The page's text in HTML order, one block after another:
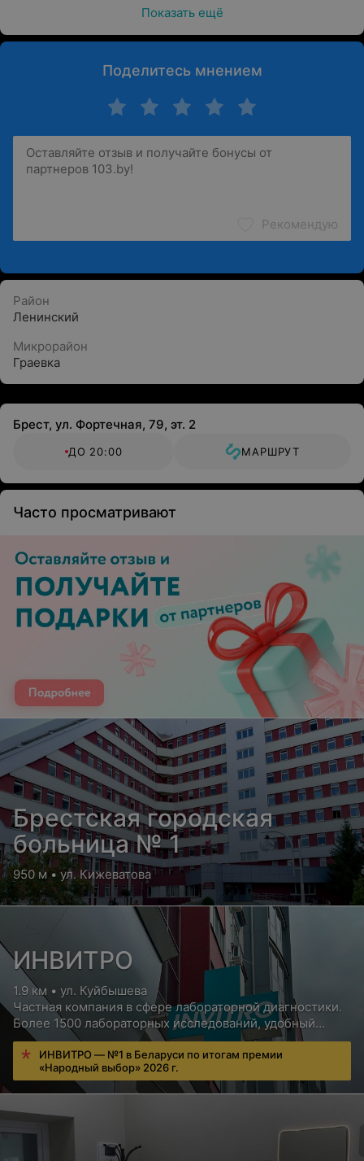
Показать ещё
Поделитесь мнением
Рекомендую
Район
Ленинский
Микрорайон
Граевка
Брест, ул. Фортечная, 79, эт. 2
ДО 20:00 МАРШРУТ
Часто просматривают
Брестская городская
больница № 1
950 м • ул. Кижеватова
ИНВИТРО
1.9 км • ул. Куйбышева
Частная компания в сфере лабораторной диагностики.
Более 1500 лабораторных исследований, удобный
сервис для пациентов, бесплатная консультация врача
ИНВИТРО — №1 в Беларуси по итогам премии
«Народный выбор» 2026 г.